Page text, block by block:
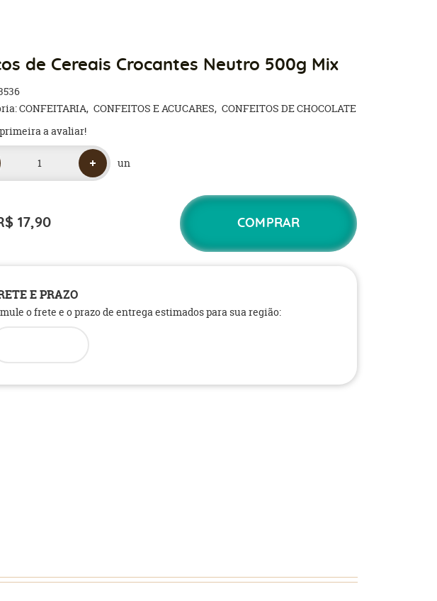
de Cereais Crocantes Neutro 500g Mix
CONFEITARIA CONFEITOS E ACUCARES CONFEITOS DE CHOCOLATE
a avaliar!
un
17,90 COMPRAR
E PRAZO
o frete e o prazo de entrega estimados para sua região: